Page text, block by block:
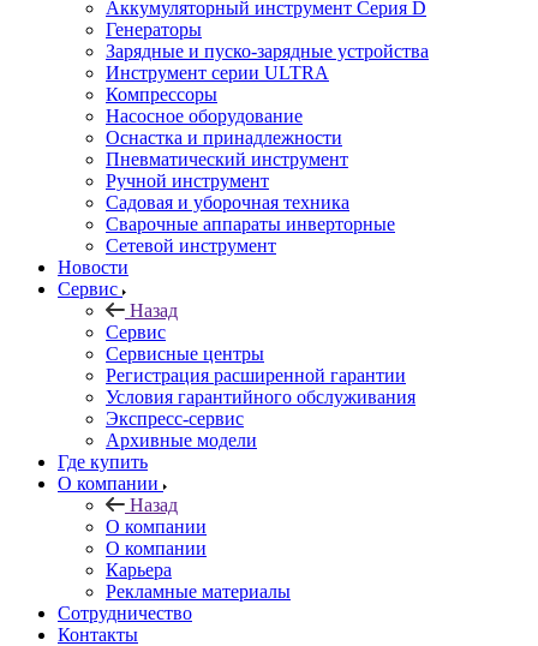
Аккумуляторный инструмент Серия D
Генераторы
Зарядные и пуско-зарядные устройства
Инструмент серии ULTRA
Компрессоры
Насосное оборудование
Оснастка и принадлежности
Пневматический инструмент
Ручной инструмент
Садовая и уборочная техника
Сварочные аппараты инверторные
Сетевой инструмент
Новости
Сервис
Назад
Сервис
Сервисные центры
Регистрация расширенной гарантии
Условия гарантийного обслуживания
Экспресс-сервис
Архивные модели
Где купить
О компании
Назад
О компании
О компании
Карьера
Рекламные материалы
Сотрудничество
Контакты